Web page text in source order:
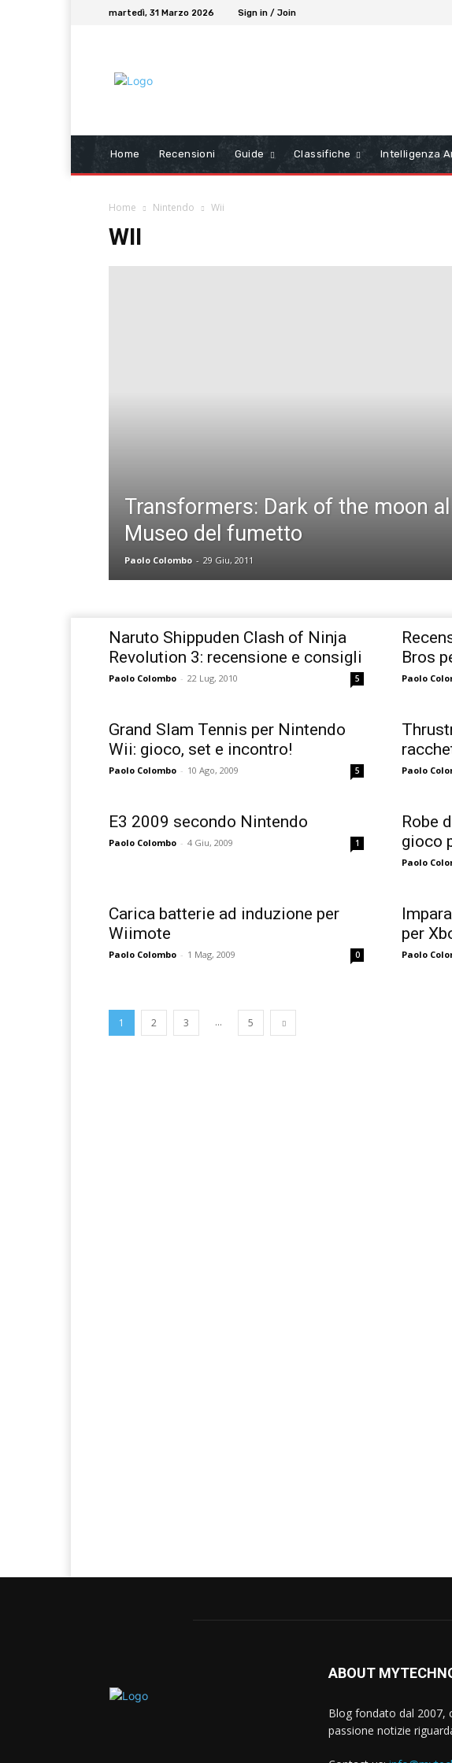
martedì, 31 Marzo 2026 Sign in / Join
Home Recensioni Guide Classifiche Intelligenza
Home Nintendo Wii
WII
Transformers: Dark of the moon al
Museo del fumetto
Paolo Colombo - 29 Giu, 2011
Naruto Shippuden Clash of Ninja
Revolution 3: recensione e consigli
Paolo Colombo - 22 Lug, 2010 5
Bros
Paolo
Grand Slam Tennis per Nintendo
Wii: gioco, set e incontro!
Paolo Colombo - 10 Ago, 2009 5 Paolo
E3 2009 secondo Nintendo
Paolo Colombo - 4 Giu, 2009 1
Robe
gioco
Paolo
Carica batterie ad induzione per
Wiimote
Paolo Colombo - 1 Mag, 2009 0
per
Paolo
1 2 3 ... 5
ABOUT
Blog fondato dal 2007,
passione notizie